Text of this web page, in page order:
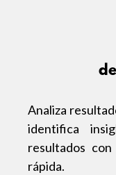
Analiza
identifica
resultados
rápida.